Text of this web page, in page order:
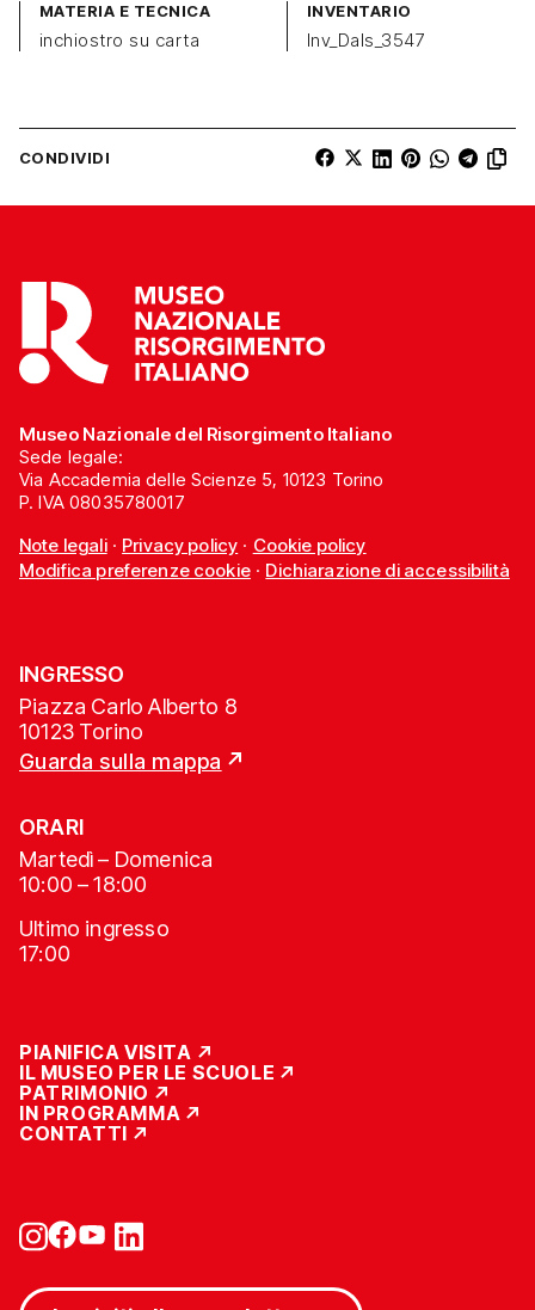
MATERIA E TECNICA
inchiostro su carta
INVENTARIO
Inv_Dals_3547
CONDIVIDI
Museo Nazionale del Risorgimento Italiano
Sede legale:
Via Accademia delle Scienze 5, 10123 Torino
P. IVA 08035780017
Note legali· Privacy policy · Cookie policy
Modifica preferenze cookie· Dichiarazione di accessibilità
INGRESSO
Piazza Carlo Alberto 8
10123 Torino
Guarda sulla mappa
ORARI
Martedì – Domenica
10:00 – 18:00
Ultimo ingresso
17:00
PIANIFICA VISITA
IL MUSEO PER LE SCUOLE
PATRIMONIO
IN PROGRAMMA
CONTATTI